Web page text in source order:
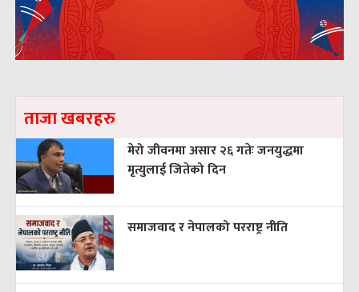
ताजा खबरहरु
मेरो जीवनमा असार २६ गतेः जनयुद्धमा
मृत्युलाई जितेको दिन
समाजवाद र नेपालको परराष्ट्र नीति